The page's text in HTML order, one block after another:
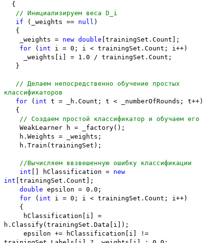
{
// Инициализируем веса D_i
if (_weights == null )
{
_weights = new double [trainingSet.Count];
for ( int i = 0; i < trainingSet.Count; i++)
_weights[i] = 1.0 / trainingSet.Count;
}
// Делаем непосредственно обучение простых
классификаторов
for ( int t = _h.Count; t < _numberOfRounds; t++)
{
// Создаем простой классификатор и обучаем его
WeakLearner h = _factory();
h.Weights = _weights;
h.Train(trainingSet);
//Вычисляем ввзвешенную ошибку классификации
int [] hClassification = new
int [trainingSet.Count];
double epsilon = 0.0;
for ( int i = 0; i < trainingSet.Count; i++)
{
hClassification[i] =
h.Classify(trainingSet.Data[i]);
epsilon += hClassification[i] !=